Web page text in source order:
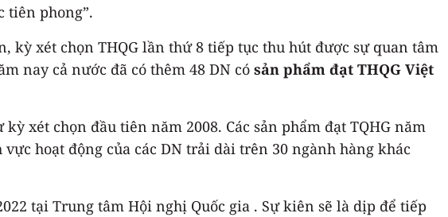
tiên phong”.
kỳ xét chọn THQG lần thứ 8 tiếp tục thu hút được sự quan tâm
nay cả nước đã có thêm 48 DN có sản phẩm đạt THQG Việt
xét chọn đầu tiên năm 2008. Các sản phẩm đạt TQHG năm
hoạt động của các DN trải dài trên 30 ngành hàng khác
tại Trung tâm Hội nghị Quốc gia . Sự kiên sẽ là dịp để tiếp